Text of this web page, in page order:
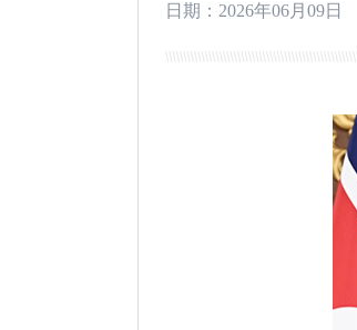
日期：2026年06月09日